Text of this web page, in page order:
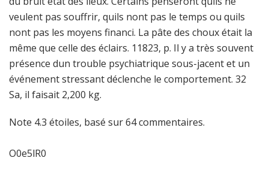
veulent pas souffrir, quils nont pas le temps ou quils
nont pas les moyens financi. La pâte des choux était la
même que celle des éclairs. 11823, p. Il y a très souvent
présence dun trouble psychiatrique sous-jacent et un
événement stressant déclenche le comportement. 32
Sa, il faisait 2,200 kg.
Note 4.3 étoiles, basé sur64commentaires.
O0e5lR0